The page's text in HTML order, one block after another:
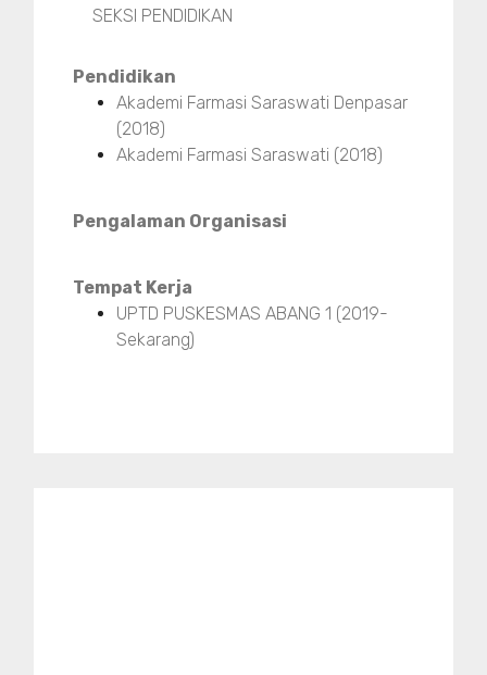
SEKSI PENDIDIKAN
Pendidikan
Akademi Farmasi Saraswati Denpasar
(2018)
Akademi Farmasi Saraswati (2018)
Pengalaman Organisasi
Tempat Kerja
UPTD PUSKESMAS ABANG 1 (2019-
Sekarang)